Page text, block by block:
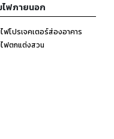
ไฟภายนอก
ฟโปรเจคเตอร์ส่องอาคาร
ฟตกแต่งสวน